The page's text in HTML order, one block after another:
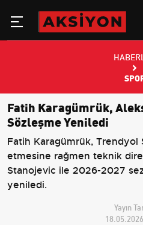
Fatih Karagümrük,
Sözleşme Yeniledi
Fatih Karagümrük, Trendyol
etmesine rağmen teknik
Stanojevic ile 2026-2027
yeniledi.
Yayın